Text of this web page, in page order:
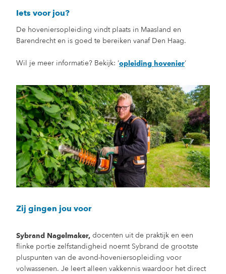
Iets voor jou?
De hoveniersopleiding vindt plaats in Maasland en
Barendrecht en is goed te bereiken vanaf Den Haag.
Wil je meer informatie? Bekijk: ‘opleiding hovenier‘
Zij gingen jou voor
Sybrand Nagelmaker, docenten uit de praktijk en een
flinke portie zelfstandigheid noemt Sybrand de grootste
pluspunten van de avond-hoveniersopleiding voor
volwassenen. Je leert alleen vakkennis waardoor het direct